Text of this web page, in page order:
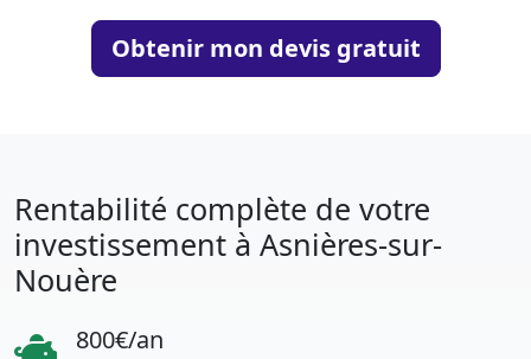
Obtenir mon devis gratuit
Rentabilité complète de votre
investissement à Asnières-sur-
Nouère
800€/an